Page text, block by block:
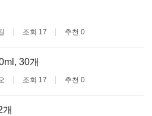
조회 17 추천 0
30개
조회 17 추천 0